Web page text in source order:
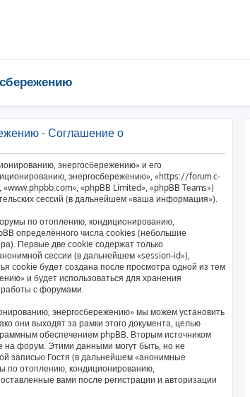
- Соглашение о
энергосбережению» и его
энергосбережению», «https://forum.c-
«phpBB Limited», «phpBB Teams»)
сессий (в дальнейшем «ваша информация»).
по отоплению, кондиционированию,
определённого числа cookies (небольшие
Первые две cookie содержат только
сессии (в дальнейшем «session-id»),
cookie будет создана после просмотра одной из тем
и будет использоваться для хранения
с форумами.
энергосбережению» мы можем установить
они выходят за рамки этого документа, целью
обеспечением phpBB. Вторым источником
форум. Этими данными могут быть, но не
записью Гостя (в дальнейшем «анонимные
по отоплению, кондиционированию,
вами после регистрации и авторизации